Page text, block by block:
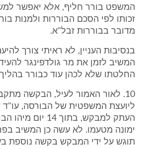
המשפט בורר חליף, אלא יאפשר
זכותו לפי הסכם הבוררות ולמנות
מדובר בבוררות זבל"א.
בנסיבות העניין, לא ראיתי צורך
המשיב לזמן את מר גולדפינגר
החלטתו שלא לכהן עוד כבורר
10. לאור האמור לעיל, הבקשה
ליועצת המשפטית של הבורסה, עו"ד
העתק למבקש, בתוך
ימונה מטעמו. לא עשה כן המשיב
תוגש על ידי המבקש בקשה נוספת